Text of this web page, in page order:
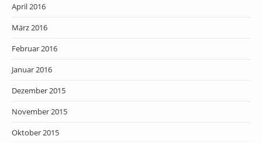
April 2016
März 2016
Februar 2016
Januar 2016
Dezember 2015
November 2015
Oktober 2015